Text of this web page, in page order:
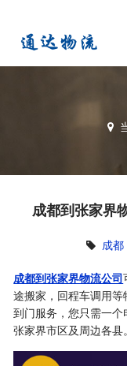
成都到张家界
成都
成都到张家界物流公司
途搬家，回程车调用
到门服务，您只需一个
张家界市区及周边各县。